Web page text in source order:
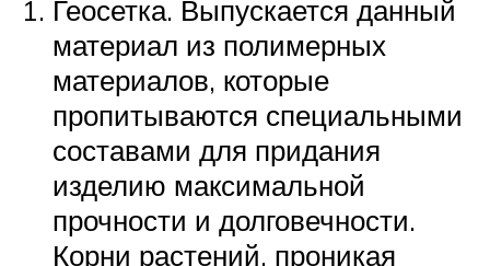
Геосетка. Выпускается данный
материал из полимерных
материалов, которые
пропитываются специальными
составами для придания
изделию максимальной
прочности и долговечности.
Корни растений, проникая